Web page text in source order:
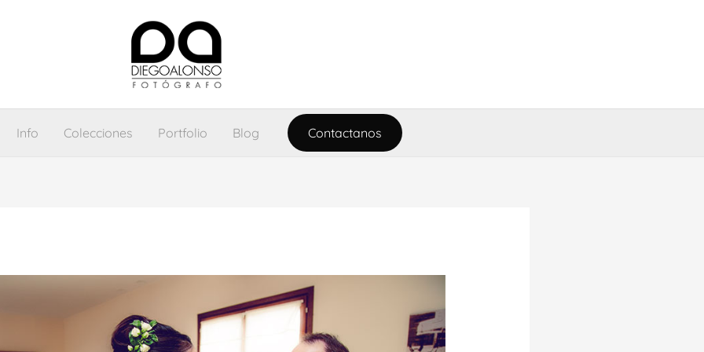
Info Colecciones Portfolio Blog Contactanos